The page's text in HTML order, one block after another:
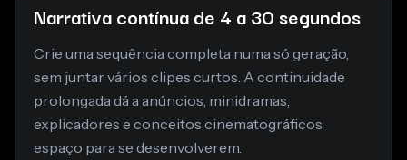
Narrativa contínua de 4 a 30 segundos
Crie uma sequência completa numa só geração,
sem juntar vários clipes curtos. A continuidade
prolongada dá a anúncios, minidramas,
explicadores e conceitos cinematográficos
espaço para se desenvolverem.